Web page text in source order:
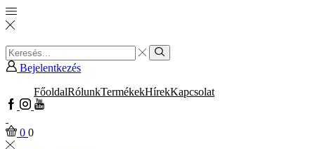
Search
input
Search
Bejelentkezés
FőoldalRólunkTermékekHírekKapcsolat
Facebook
Instagram
Youtube
0 0